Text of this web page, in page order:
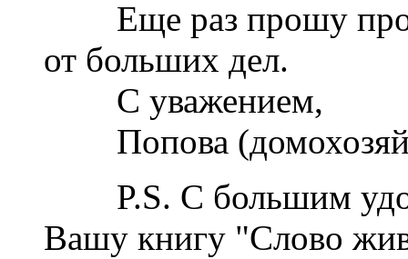
Еще раз прошу
от больших дел.
С уважением,
Попова
P.S. С большим
Вашу книгу "Слово